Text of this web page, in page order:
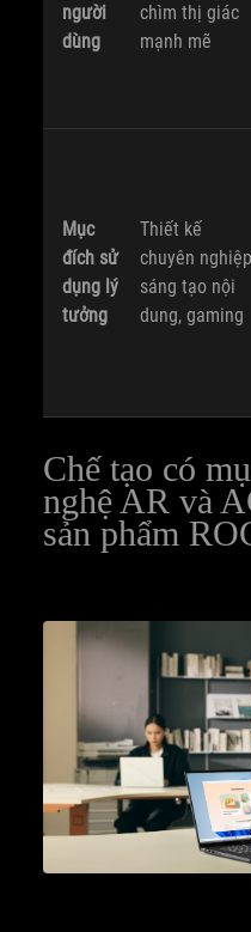
người
dùng
chìm thị giác
mạnh mẽ
Mục
đích sử
dụng lý
tưởng
Thiết kế
chuyên
sáng tạo nội
dung, gaming
Chế tạo có
nghệ AR và
sản phẩm